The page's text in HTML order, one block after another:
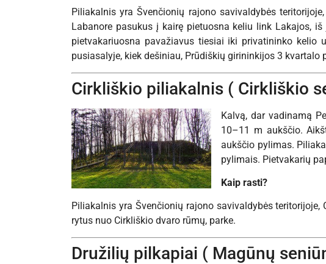
Piliakalnis yra Švenčionių rajono savivaldybės
Labanore pasukus į kairę pietuosna keliu link Lakajos,
pietvakariuosna pavažiavus tiesiai iki privatininko
pusiasalyje, kiek dešiniau, Prūdiškių girininkijos 3 kvartalo
Cirkliškio piliakalnis ( Cirkliškio
Kalvą, dar vadinamą
10–11 m aukščio.
aukščio pylimas.
pylimais. Pietvakarių
Kaip rasti?
Piliakalnis yra Švenčionių rajono savivaldybės
rytus nuo Cirkliškio dvaro rūmų, parke.
Družilių pilkapiai ( Magūnų